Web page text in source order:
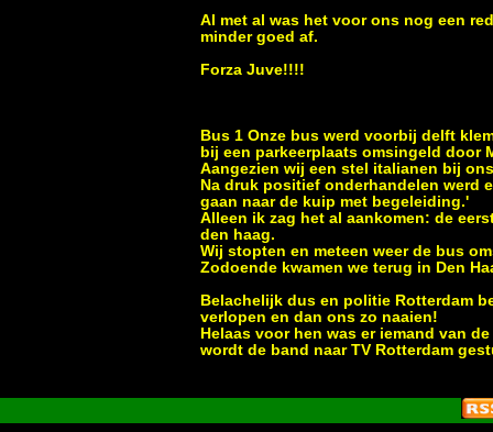
Al met al was het voor ons nog een
minder goed af.
Forza Juve!!!!
Bus 1 Onze bus werd voorbij delft
bij een parkeerplaats omsingeld door
Aangezien wij een stel italianen bij
Na druk positief onderhandelen werd
gaan naar de kuip met begeleiding.'
Alleen ik zag het al aankomen: de
den haag.
Wij stopten en meteen weer de bus
Zodoende kwamen we terug in Den
Belachelijk dus en politie Rotterdam
verlopen en dan ons zo naaien!
Helaas voor hen was er iemand van
wordt de band naar TV Rotterdam